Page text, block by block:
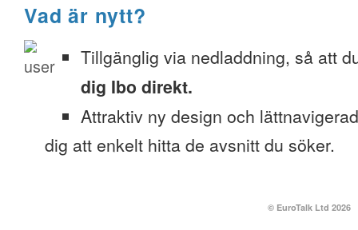
Vad är nytt?
Tillgänglig via nedladdning, så att
dig Ibo direkt.
Attraktiv ny design och
dig att enkelt hitta de avsnitt du söker.
© EuroTalk Ltd 2026